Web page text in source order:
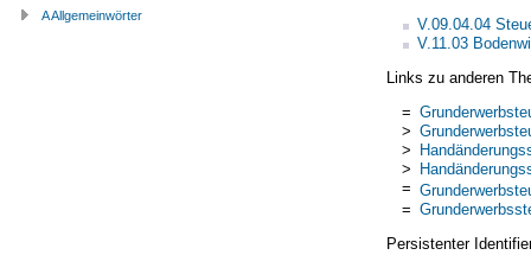
V.09.04.04
V.11.03
Links zu anderen
=
>
>
>
=
=
Persistenter
A Allgemeinwörter